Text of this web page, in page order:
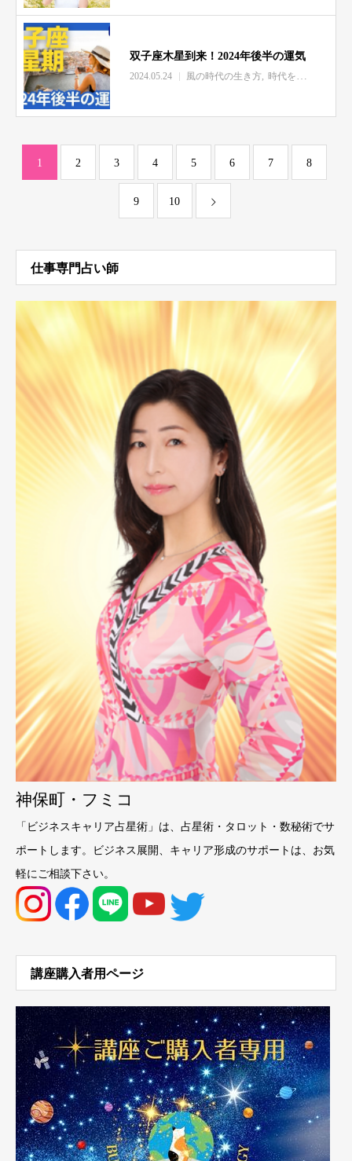
双子座木星到来！2024年後半の運気
2024.05.24 風の時代の生き方 時代を生きるヒント
1 2 3 4 5 6 7 8
9 10
仕事専門占い師
神保町・フミコ
「ビジネスキャリア占星術」は、占星術・タロット・数秘術でサ
ポートします。ビジネス展開、キャリア形成のサポートは、お気
軽にご相談下さい。
講座購入者用ページ